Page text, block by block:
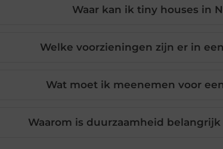
Waar kan ik tiny houses in
Welke voorzieningen zijn er in
Wat moet ik meenemen voor
Waarom is duurzaamheid